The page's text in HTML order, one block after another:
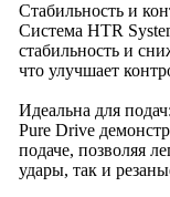
Стабильность и
Система HTR
стабильность и
что улучшает
Идеальна для подач:
Pure Drive
подаче, позволяя
удары, так и